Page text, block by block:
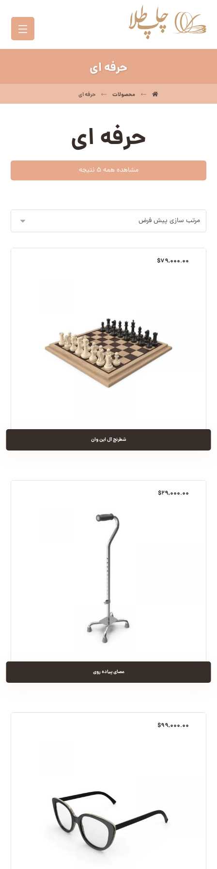
حرفه ای
محصولات حرفه ای
حرفه ای
مشاهده همه 5 نتیجه
شطرنج آل این وان
$۷۹,۰۰۰.۰۰
عصای پیاده روی
$۲۹,۰۰۰.۰۰
$۹۹,۰۰۰.۰۰